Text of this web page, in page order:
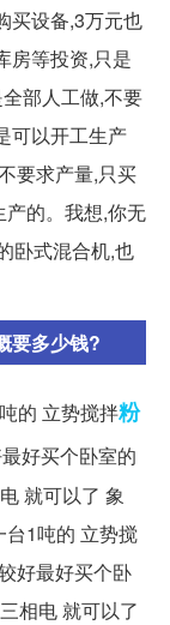
买设备,3万元也
房等投资,只是
部人工做,不要
可以开工生产
要求产量,只买
的。我想,你无
卧式混合机,也
要多少钱?
的 立势搅拌粉
好买个卧室的
就可以了 象
台1吨的 立势搅
好最好买个卧
相电 就可以了